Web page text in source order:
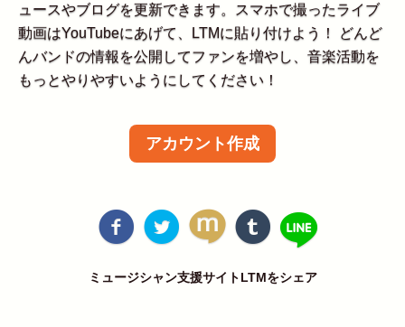
ュースやブログを更新できます。スマホで撮ったライブ
動画はYouTubeにあげて、LTMに貼り付けよう！ どんど
んバンドの情報を公開してファンを増やし、音楽活動を
もっとやりやすいようにしてください！
アカウント作成
ミュージシャン支援サイトLTMをシェア